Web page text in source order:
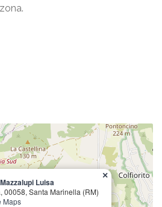
Luisa
00058, Santa Marinella (RM)
Maps
×